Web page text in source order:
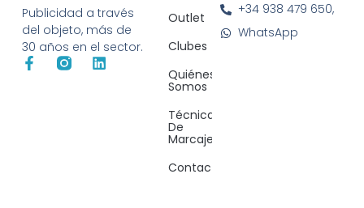
Publicidad a través
del objeto, más de
30 años en el sector.
Outlet
Clubes
Quiénes
Somos
Técnicas
De
Marcaje
Contacto
+34 938 479 650,
WhatsApp